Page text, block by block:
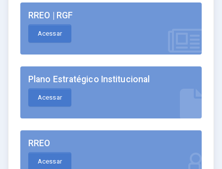
RREO | RGF
Acessar
Plano Estratégico Institucional
Acessar
RREO
Acessar